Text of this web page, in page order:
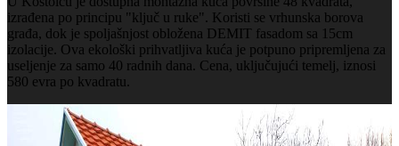
izrađena po principu "ključ u ruke". Koristi se vrhunska borova
građa, dok je spoljašnjost obložena DEMIT fasadom sa 15cm
izolacije. Ova ekološki prihvatljiva kuća je potpuno pripremljena za
useljenje za samo 40 radnih dana. Cena, uključujući temelj, iznosi
580 evra po kvadratu.